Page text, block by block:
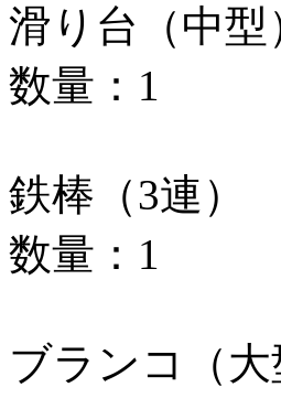
滑り台（中型
数量：1
鉄棒（3連）
数量：1
ブランコ（大